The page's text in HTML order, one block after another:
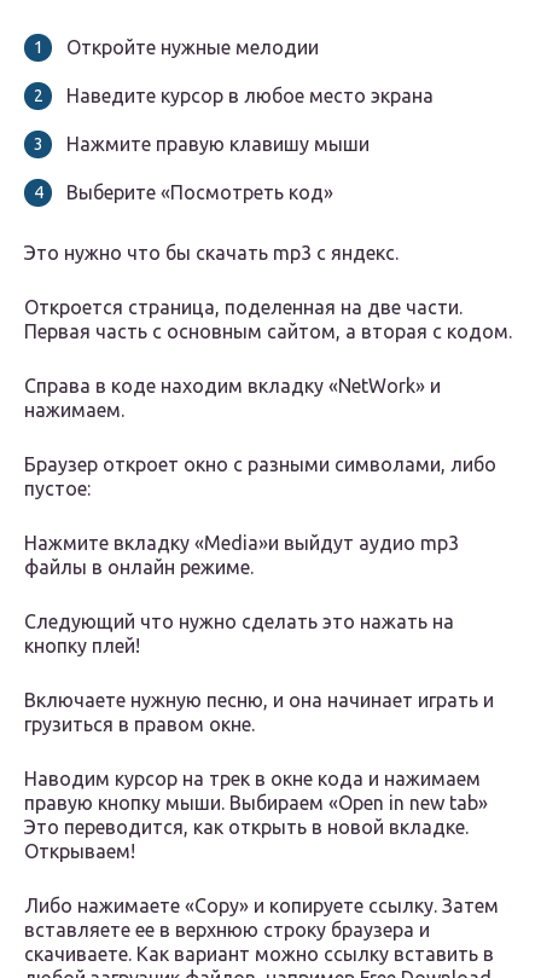
Откройте нужные мелодии
Наведите курсор в любое место экрана
Нажмите правую клавишу мыши
Выберите «Посмотреть код»
Это нужно что бы скачать mp3 с яндекс.
Откроется страница, поделенная на две части.
Первая часть с основным сайтом, а вторая с кодом.
Справа в коде находим вкладку «NetWork» и
нажимаем.
Браузер откроет окно с разными символами, либо
пустое:
Нажмите вкладку «Media»и выйдут аудио mp3
файлы в онлайн режиме.
Следующий что нужно сделать это нажать на
кнопку плей!
Включаете нужную песню, и она начинает играть и
грузиться в правом окне.
Наводим курсор на трек в окне кода и нажимаем
правую кнопку мыши. Выбираем «Open in new tab»
Это переводится, как открыть в новой вкладке.
Открываем!
Либо нажимаете «Copy» и копируете ссылку. Затем
вставляете ее в верхнюю строку браузера и
скачиваете. Как вариант можно ссылку вставить в